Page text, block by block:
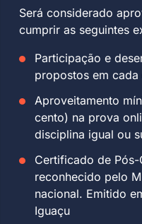
Será considerado
cumprir as seguintes
Participação e
propostos em cada
Aproveitamento
cento) na prova
disciplina igual ou
Certificado de Pós-
reconhecido pelo
nacional. Emitido
Iguaçu